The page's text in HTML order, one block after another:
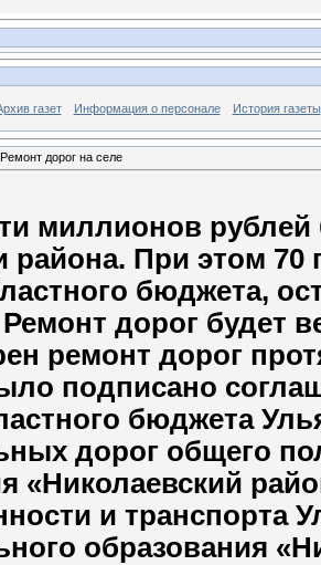
газет Информация о персонале История газеты
дорог на селе
миллионов
района. При этом
бюджета,
дорог будет
ремонт дорог
подписано
бюджета
дорог общего
«Николаевский
и транспорта
образования